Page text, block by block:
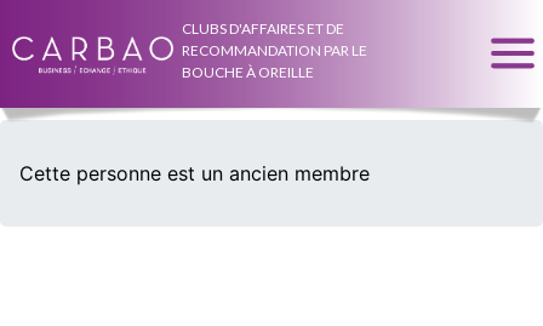
CLUBS D'AFFAIRES ET DE
RECOMMANDATION PAR LE
BOUCHE À OREILLE
Cette personne est un ancien membre